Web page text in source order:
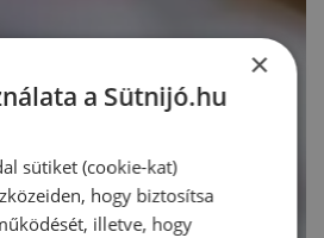
×
a Sütnijó.hu
sütiket (cookie-kat)
hogy biztosítsa
illetve, hogy